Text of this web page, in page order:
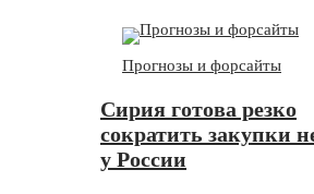
Прогнозы и форсайты
Сирия готова резко
сократить закупки
у России